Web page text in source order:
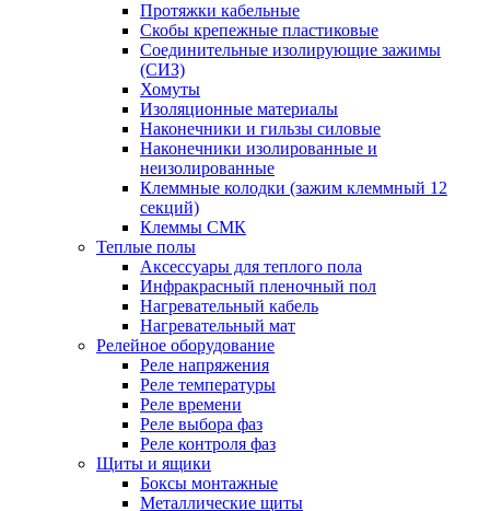
Протяжки кабельные
Скобы крепежные пластиковые
Соединительные изолирующие зажимы
(СИЗ)
Хомуты
Изоляционные материалы
Наконечники и гильзы силовые
Наконечники изолированные и
неизолированные
Клеммные колодки (зажим клеммный 12
секций)
Клеммы СМК
Теплые полы
Аксессуары для теплого пола
Инфракрасный пленочный пол
Нагревательный кабель
Нагревательный мат
Релейное оборудование
Реле напряжения
Реле температуры
Реле времени
Реле выбора фаз
Реле контроля фаз
Щиты и ящики
Боксы монтажные
Металлические щиты